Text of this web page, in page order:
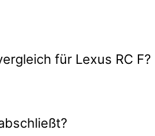
für Lexus RC F?